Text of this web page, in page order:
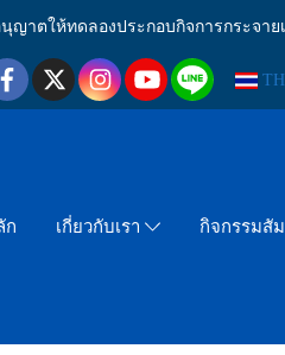
ญาตให้ทดลองประกอบกิจการกระจา
TH
ก เกี่ยวกับเรา กิจกรรมสั